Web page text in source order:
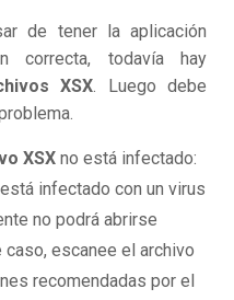
de tener la aplicación
correcta, todavía hay
XSX. Luego debe
XSX no está infectado:
infectado con un virus
no podrá abrirse
escanee el archivo
recomendadas por el